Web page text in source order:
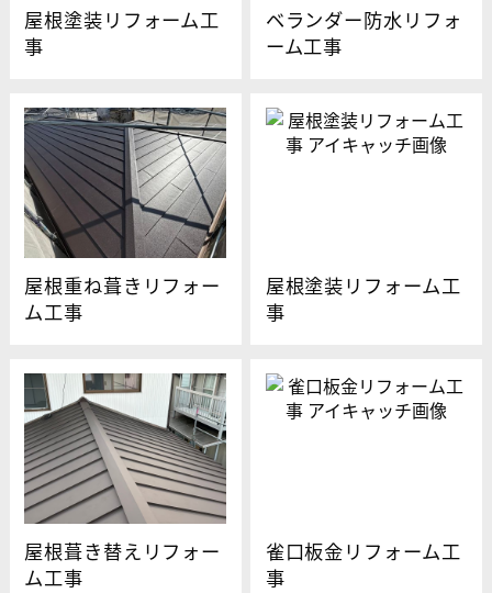
屋根塗装リフォーム工
事
ベランダー防水リフォ
ーム工事
屋根重ね葺きリフォー
ム工事
屋根塗装リフォーム工
事
屋根葺き替えリフォー
ム工事
雀口板金リフォーム工
事